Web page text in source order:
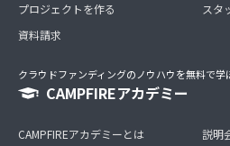
プロジェクトを作る
資料請求
スタ
クラウドファンディングのノウハウを無料で学
CAMPFIREアカデミー
CAMPFIREアカデミーとは
説明